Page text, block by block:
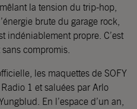
la tension du trip-hop,
brute du garage rock,
indéniablement propre. C’est
compromis.
les maquettes de SOFY
1 et saluées par Arlo
En l’espace d’un an,